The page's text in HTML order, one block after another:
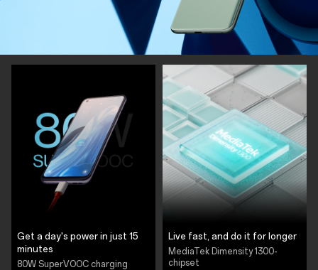
Get a day's power in just 15
minutes
80W SuperVOOC charging
Live fast, and do it for longer
MediaTek Dimensity 1300-
chipset